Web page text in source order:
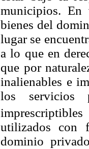
municipios.
bienes del
lugar se
a lo que en
que por
inalienables e
los servicios
utilizados con
dominio